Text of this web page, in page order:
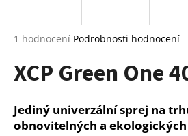
Průměrné
produktu
je
z
5
hvězdiček.
1 hodnocení Podrobnosti hodnocení
XCP Green One
Jediný univerzální sprej na
obnovitelných a
j
t
?